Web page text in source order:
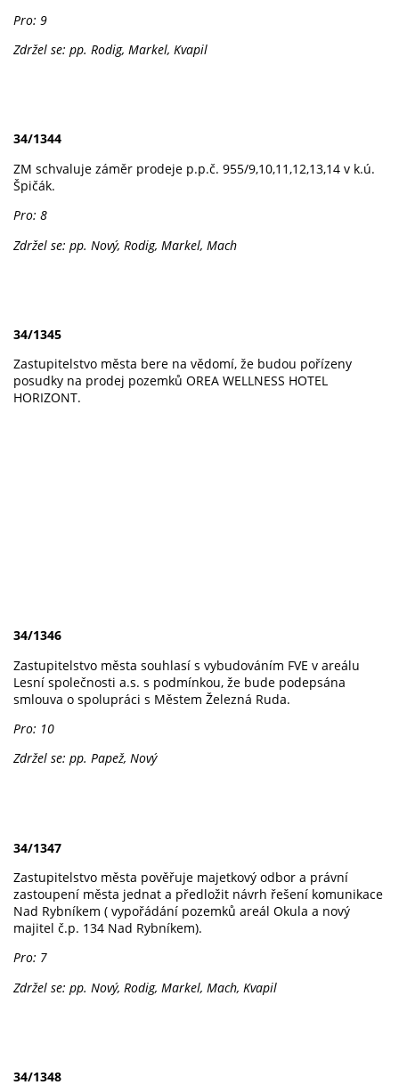
Pro: 9
Zdržel se: pp. Rodig, Markel, Kvapil
34/1344
ZM schvaluje záměr prodeje p.p.č. 955/9,10,11,12,13,14 v k.ú.
Špičák.
Pro: 8
Zdržel se: pp. Nový, Rodig, Markel, Mach
34/1345
Zastupitelstvo města bere na vědomí, že budou pořízeny
posudky na prodej pozemků OREA WELLNESS HOTEL
HORIZONT.
34/1346
Zastupitelstvo města souhlasí s vybudováním FVE v areálu
Lesní společnosti a.s. s podmínkou, že bude podepsána
smlouva o spolupráci s Městem Železná Ruda.
Pro: 10
Zdržel se: pp. Papež, Nový
34/1347
Zastupitelstvo města pověřuje majetkový odbor a právní
zastoupení města jednat a předložit návrh řešení komunikace
Nad Rybníkem ( vypořádání pozemků areál Okula a nový
majitel č.p. 134 Nad Rybníkem).
Pro: 7
Zdržel se: pp. Nový, Rodig, Markel, Mach, Kvapil
34/1348